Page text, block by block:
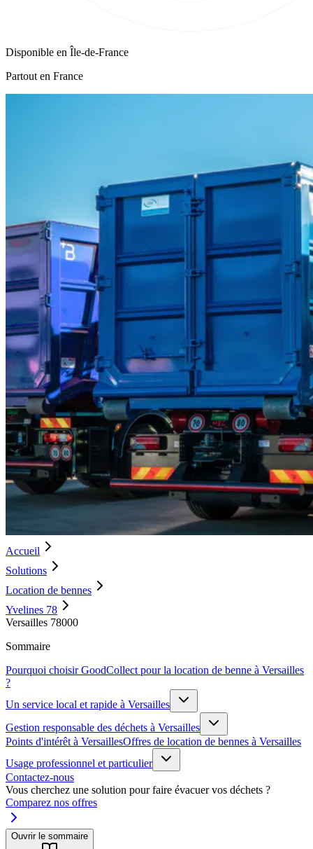
Disponible en Île-de-France
Partout en France
Accueil
Solutions
Location de bennes
Yvelines 78
Versailles 78000
Sommaire
Pourquoi choisir GoodCollect pour la location de benne à Versailles
?
Un service local et rapide à Versailles
Gestion responsable des déchets à Versailles
Points d'intérêt à VersaillesOffres de location de bennes à Versailles
Usage professionnel et particulier
Contactez-nous
Vous cherchez une solution pour faire évacuer vos déchets ?
Comparez nos offres
Ouvrir le sommaire